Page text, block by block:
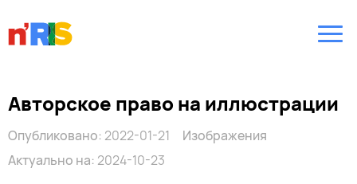
Авторское право на иллюстрации
Опубликовано: 2022-01-21
Актуально на: 2024-10-23
Изображения